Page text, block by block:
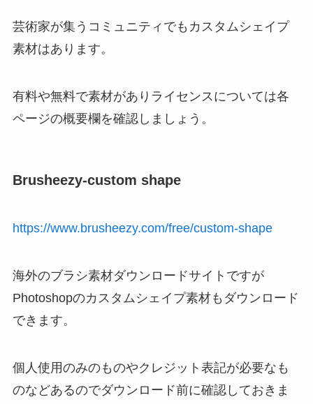
芸術家が集うコミュニティでもカスタムシェイプ
素材はあります。
有料や無料で素材がありライセンスについては各
ページの概要欄を確認しましょう。
Brusheezy-custom shape
https://www.brusheezy.com/free/custom-shape
海外のブラシ素材ダウンロードサイトですが
Photoshopのカスタムシェイプ素材もダウンロード
できます。
個人使用のみのものやクレジット表記が必要なも
のなどあるのでダウンロード前に確認しておきま